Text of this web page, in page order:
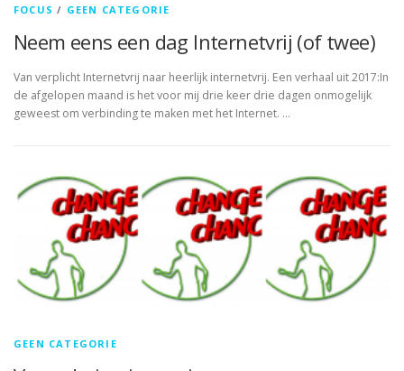
FOCUS / GEEN CATEGORIE
Neem eens een dag Internetvrij (of twee)
Van verplicht Internetvrij naar heerlijk internetvrij. Een verhaal uit 2017:In
de afgelopen maand is het voor mij drie keer drie dagen onmogelijk
geweest om verbinding te maken met het Internet. …
GEEN CATEGORIE